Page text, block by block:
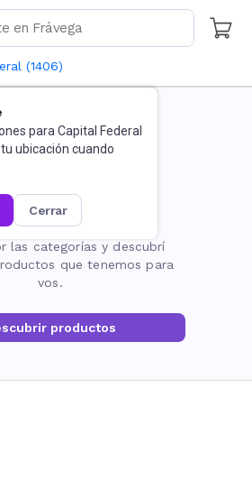
(1406)
para Capital Federal
ubicación cuando
cerrar
no existe
las categorías y descubrí
que tenemos para
vos.
productos